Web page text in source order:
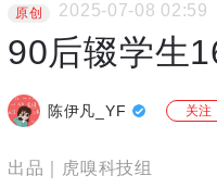
原创 2025-07-08 02:59
90后辍学生
陈伊凡_YF 关注
出品｜虎嗅科技组